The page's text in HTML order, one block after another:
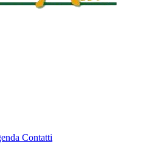
Contatti